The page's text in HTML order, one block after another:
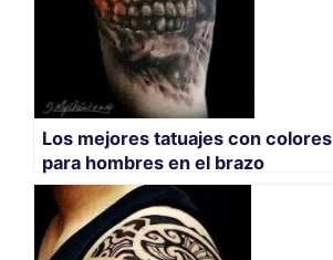
Los mejores tatuajes con colores
para hombres en el brazo